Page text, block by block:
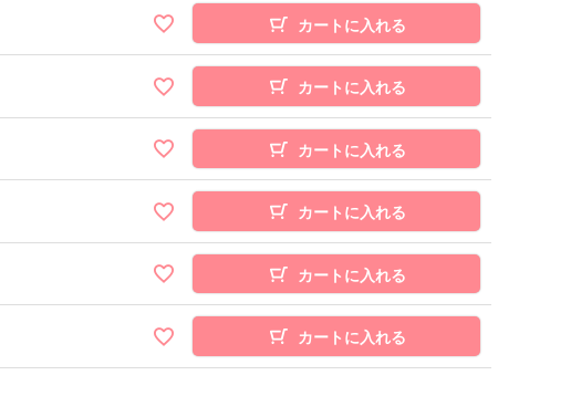
カートに入れる
カートに入れる
カートに入れる
カートに入れる
カートに入れる
カートに入れる